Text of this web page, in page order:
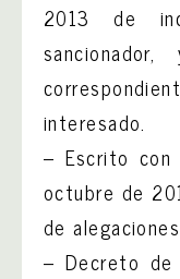
2013 de
interesado.
– Escrito
octubre de
de
– Decreto